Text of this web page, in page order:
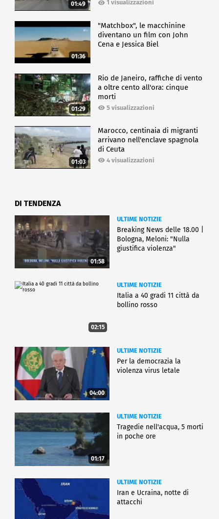
01:49 1 visualizzazioni
01:36
"Matchbox", le macchinine
diventano un film con John
Cena e Jessica Biel
01:29
Rio de Janeiro, raffiche di vento
a oltre cento all'ora: cinque
morti
5 visualizzazioni
01:03
Marocco, centinaia di migranti
arrivano nell'enclave spagnola
di Ceuta
4 visualizzazioni
DI TENDENZA
01:58
ULTIME NOTIZIE
Breaking News delle 18.00 |
Bologna, Meloni: "Nulla
giustifica violenza"
02:15
ULTIME NOTIZIE
Italia a 40 gradi 11 città da
bollino rosso
04:00
ULTIME NOTIZIE
Per la democrazia la
violenza virus letale
01:17
ULTIME NOTIZIE
Tragedie nell'acqua, 5 morti
in poche ore
ULTIME NOTIZIE
Iran e Ucraina, notte di
attacchi